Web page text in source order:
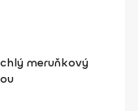
meruňkový